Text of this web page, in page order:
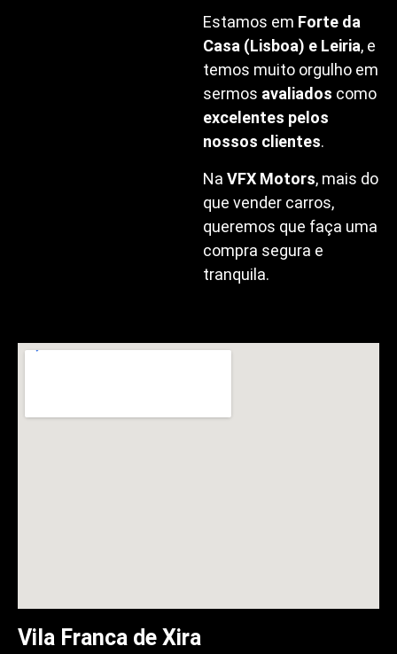
Estamos em Forte da
Casa (Lisboa) e Leiria, e
temos muito orgulho em
sermos avaliados como
excelentes pelos
nossos clientes.
NaVFX Motors, mais do
que vender carros,
queremos que faça uma
compra segura e
tranquila.
Vila Franca de Xira